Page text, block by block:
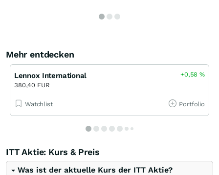
Mehr entdecken
Lennox International
380,40 EUR
+0,58%
Watchlist Portfolio
ITT Aktie: Kurs & Preis
Was ist der aktuelle Kurs der ITT Aktie?